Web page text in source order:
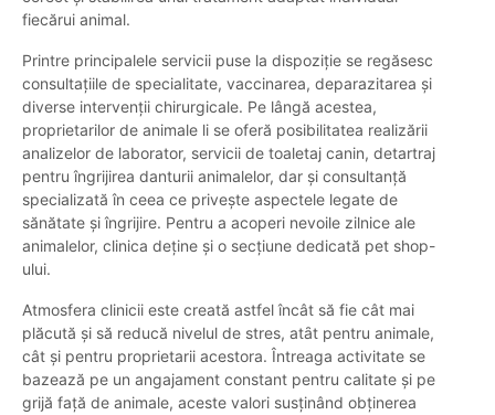
fiecărui animal.
Printre principalele servicii puse la dispoziție se regăsesc
consultațiile de specialitate, vaccinarea, deparazitarea și
diverse intervenții chirurgicale. Pe lângă acestea,
proprietarilor de animale li se oferă posibilitatea realizării
analizelor de laborator, servicii de toaletaj canin, detartraj
pentru îngrijirea danturii animalelor, dar și consultanță
specializată în ceea ce privește aspectele legate de
sănătate și îngrijire. Pentru a acoperi nevoile zilnice ale
animalelor, clinica deține și o secțiune dedicată pet shop-
ului.
Atmosfera clinicii este creată astfel încât să fie cât mai
plăcută și să reducă nivelul de stres, atȃt pentru animale,
cât și pentru proprietarii acestora. Întreaga activitate se
bazează pe un angajament constant pentru calitate și pe
grijă față de animale, aceste valori susținând obținerea